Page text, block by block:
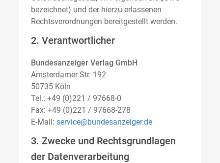
bezeichnet) und der hierzu erlassenen
Rechtsverordnungen bereitgestellt werden.
2. Verantwortlicher
Bundesanzeiger Verlag GmbH
Amsterdamer Str. 192
50735 Köln
Tel.: +49 (0)221 / 97668-0
Fax: +49 (0)221 / 97668-278
E-Mail: service@bundesanzeiger.de
3. Zwecke und Rechtsgrundlagen
der Datenverarbeitung